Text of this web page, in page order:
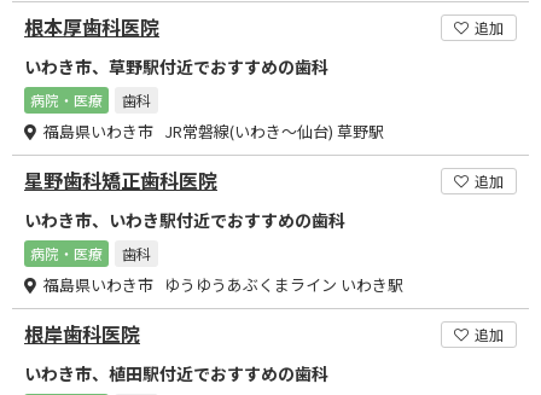
根本厚歯科医院 追加
いわき市、草野駅付近でおすすめの歯科
病院・医療 歯科
福島県いわき市 JR常磐線(いわき～仙台) 草野駅
星野歯科矯正歯科医院 追加
いわき市、いわき駅付近でおすすめの歯科
病院・医療 歯科
福島県いわき市 ゆうゆうあぶくまライン いわき駅
根岸歯科医院 追加
いわき市、植田駅付近でおすすめの歯科